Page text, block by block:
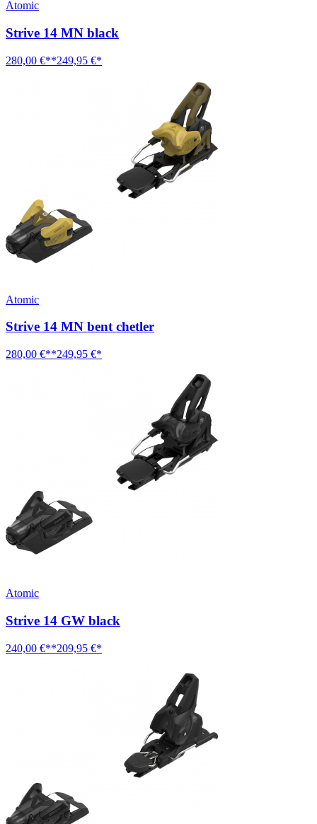
Atomic
Strive 14 MN black
280,00 €**249,95 €*
Atomic
Strive 14 MN bent chetler
280,00 €**249,95 €*
Atomic
Strive 14 GW black
240,00 €**209,95 €*